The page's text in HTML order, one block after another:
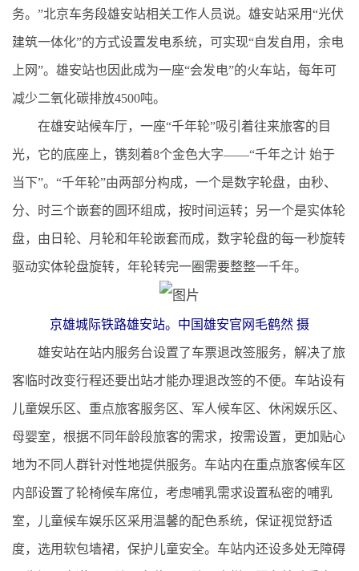
务。”北京车务段雄安站相关工作人员说。雄安站采用“光伏
建筑一体化”的方式设置发电系统，可实现“自发自用，余电
上网”。雄安站也因此成为一座“会发电”的火车站，每年可
减少二氧化碳排放4500吨。
在雄安站候车厅，一座“千年轮”吸引着往来旅客的目
光，它的底座上，镌刻着8个金色大字——“千年之计 始于
当下”。“千年轮”由两部分构成，一个是数字轮盘，由秒、
分、时三个嵌套的圆环组成，按时间运转；另一个是实体轮
盘，由日轮、月轮和年轮嵌套而成，数字轮盘的每一秒旋转
驱动实体轮盘旋转，年轮转完一圈需要整整一千年。
京雄城际铁路雄安站。中国雄安官网毛鹤然 摄
雄安站在站内服务台设置了车票退改签服务，解决了旅
客临时改变行程还要出站才能办理退改签的不便。车站设有
儿童娱乐区、重点旅客服务区、军人候车区、休闲娱乐区、
母婴室，根据不同年龄段旅客的需求，按需设置，更加贴心
地为不同人群针对性地提供服务。车站内在重点旅客候车区
内部设置了轮椅候车席位，考虑哺乳需求设置私密的哺乳
室，儿童候车娱乐区采用温馨的配色系统，保证视觉舒适
度，选用软包墙裙，保护儿童安全。车站内还设多处无障碍